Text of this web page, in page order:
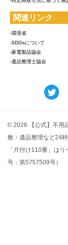
関連リンク
-環境省
-SDGsについて
-家電製品協会
-遺品整理士協会
© 2026 【公式】不用
敷・遺品整理など24時
「片付け110番」は
号：第5757509号）